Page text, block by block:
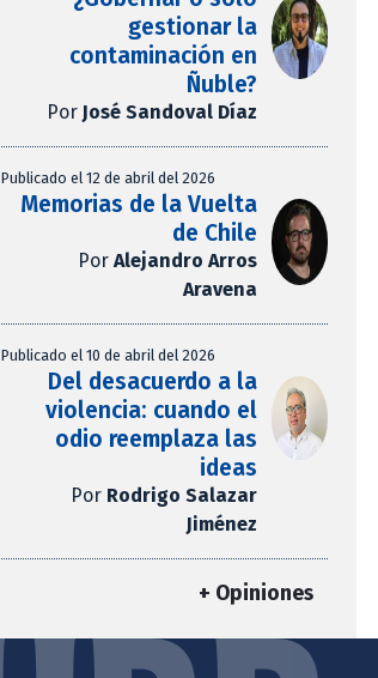
gestionar la
contaminación en
Ñuble?
Por José Sandoval Díaz
Publicado el 12 de abril del 2026
Memorias de la Vuelta
de Chile
Por Alejandro Arros
Aravena
Publicado el 10 de abril del 2026
Del desacuerdo a la
violencia: cuando el
odio reemplaza las
ideas
Por Rodrigo Salazar
Jiménez
+ Opiniones